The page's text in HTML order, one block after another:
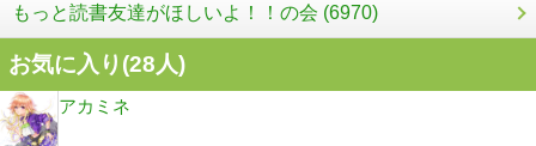
もっと読書友達がほしいよ！！の会 (6970)
お気に入り(28人)
アカミネ